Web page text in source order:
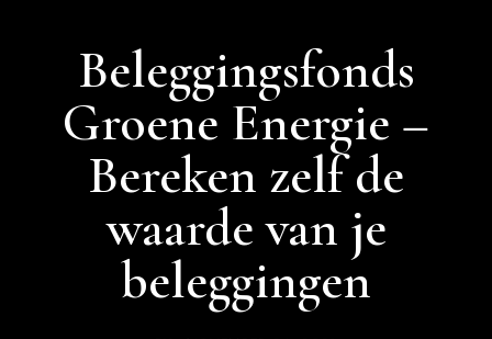
Beleggingsfonds
Groene Energie –
Bereken zelf de
waarde van je
beleggingen